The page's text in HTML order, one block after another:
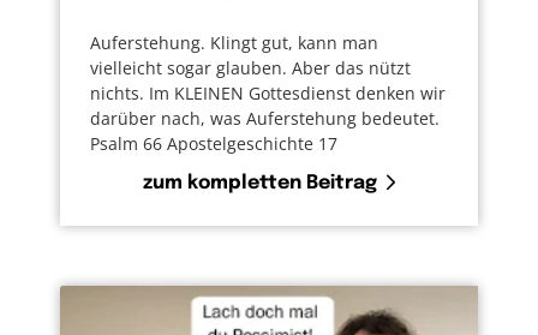
Auferstehung. Klingt gut, kann man
vielleicht sogar glauben. Aber das nützt
nichts. Im KLEINEN Gottesdienst denken wir
darüber nach, was Auferstehung bedeutet.
Psalm 66 Apostelgeschichte 17
zum kompletten Beitrag